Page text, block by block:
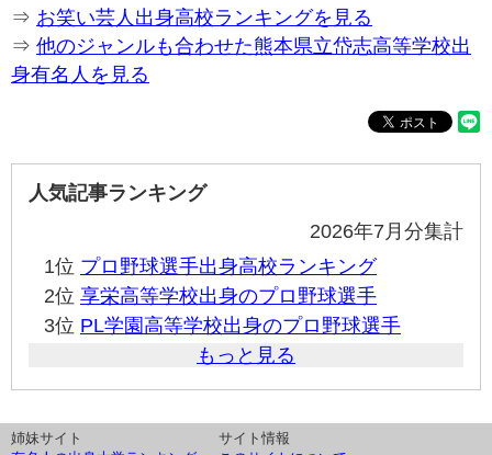
⇒ お笑い芸人出身高校ランキングを見る
⇒ 他のジャンルも合わせた熊本県立岱志高等学校出
身有名人を見る
人気記事ランキング
2026年7月分集計
1位 プロ野球選手出身高校ランキング
2位 享栄高等学校出身のプロ野球選手
3位 PL学園高等学校出身のプロ野球選手
もっと見る
姉妹サイト
サイト情報